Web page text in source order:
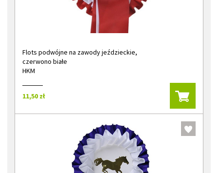
Flots podwójne na zawody jeździeckie,
czerwono białe
HKM
11,50 zł